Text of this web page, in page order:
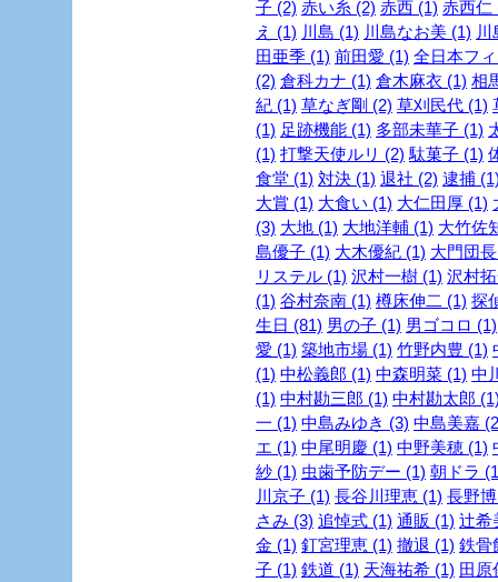
子 (2) 赤い糸 (2) 赤西 (1) 赤西仁
え (1) 川島 (1) 川島なお美 (1)
田亜季 (1) 前田愛 (1) 全日本フ
(2) 倉科カナ (1) 倉木麻衣 (1) 相
紀 (1) 草なぎ剛 (2) 草刈民代 (1)
(1) 足跡機能 (1) 多部未華子 (1)
(1) 打撃天使ルリ (2) 駄菓子 (1)
食堂 (1) 対決 (1) 退社 (2) 逮捕
大賞 (1) 大食い (1) 大仁田厚 (1)
(3) 大地 (1) 大地洋輔 (1) 大竹佐
島優子 (1) 大木優紀 (1) 大門団
リステル (1) 沢村一樹 (1) 沢村
(1) 谷村奈南 (1) 樽床伸二 (1) 探
生日 (81) 男の子 (1) 男ゴコロ (1)
愛 (1) 築地市場 (1) 竹野内豊 (1)
(1) 中松義郎 (1) 中森明菜 (1) 中
(1) 中村勘三郎 (1) 中村勘太郎
一 (1) 中島みゆき (3) 中島美嘉
エ (1) 中尾明慶 (1) 中野美穂 (1)
紗 (1) 虫歯予防デー (1) 朝ドラ
川京子 (1) 長谷川理恵 (1) 長野
さみ (3) 追悼式 (1) 通販 (1) 辻希
金 (1) 釘宮理恵 (1) 撤退 (1) 鉄骨
子 (1) 鉄道 (1) 天海祐希 (1) 田原